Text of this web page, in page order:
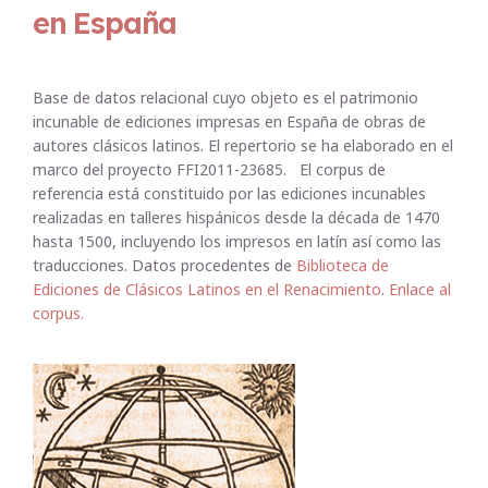
en España
Base de datos relacional cuyo objeto es el patrimonio
incunable de ediciones impresas en España de obras de
autores clásicos latinos. El repertorio se ha elaborado en el
marco del proyecto FFI2011-23685. El corpus de
referencia está constituido por las ediciones incunables
realizadas en talleres hispánicos desde la década de 1470
hasta 1500, incluyendo los impresos en latín así como las
traducciones. Datos procedentes de Biblioteca de
Ediciones de Clásicos Latinos en el Renacimiento. Enlace al
corpus.